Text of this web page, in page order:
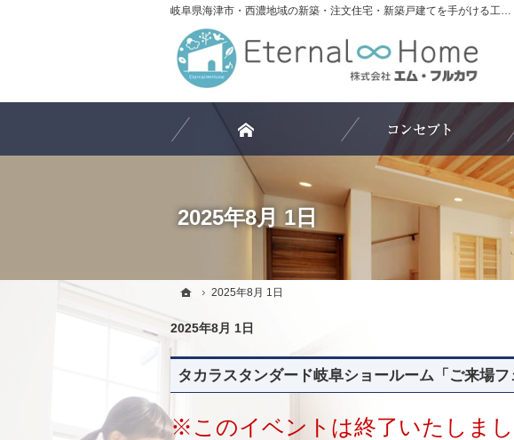
2025年8月 1日
岐阜県海津市・西濃地域の新築・注文住宅・新築戸建てを手がける工務店ならエターナルホーム（エム・フルカワ）
ホーム
2025年8月 1日
2025年8月 1日
タカラスタンダード岐阜ショールーム「ご来場フ
※このイベントは終了いたしま
ホーム
2025年8月 1日